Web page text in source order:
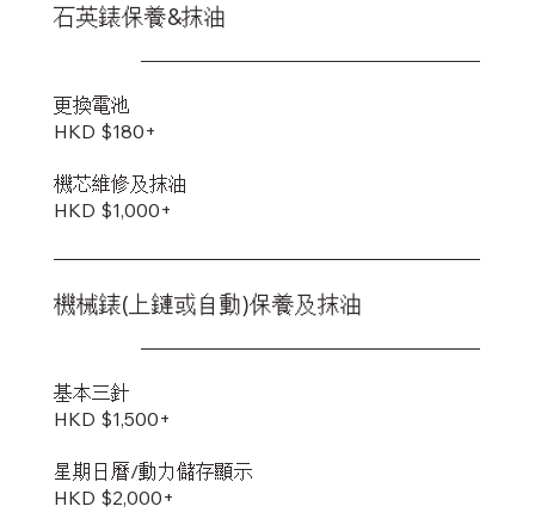
石英錶保養&抹油
更換電池
HKD $180+
機芯維修及抹油
HKD $1,000+
機械錶(上鏈或自動)保養及抹油
基本三針
HKD $1,500+
星期日曆/動力儲存顯示
HKD $2,000+